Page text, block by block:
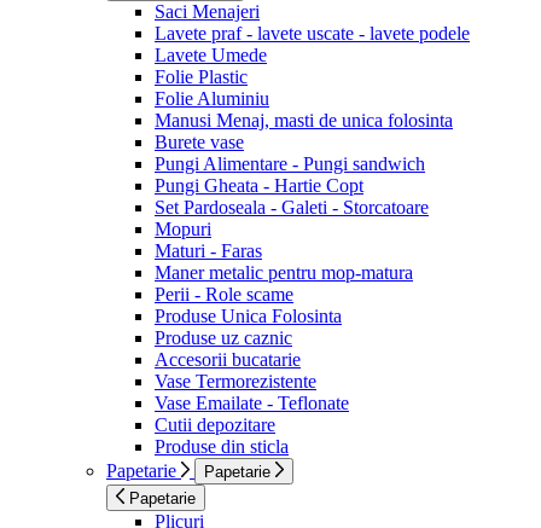
Saci Menajeri
Lavete praf - lavete uscate - lavete podele
Lavete Umede
Folie Plastic
Folie Aluminiu
Manusi Menaj, masti de unica folosinta
Burete vase
Pungi Alimentare - Pungi sandwich
Pungi Gheata - Hartie Copt
Set Pardoseala - Galeti - Storcatoare
Mopuri
Maturi - Faras
Maner metalic pentru mop-matura
Perii - Role scame
Produse Unica Folosinta
Produse uz caznic
Accesorii bucatarie
Vase Termorezistente
Vase Emailate - Teflonate
Cutii depozitare
Produse din sticla
Papetarie
Papetarie
Papetarie
Plicuri